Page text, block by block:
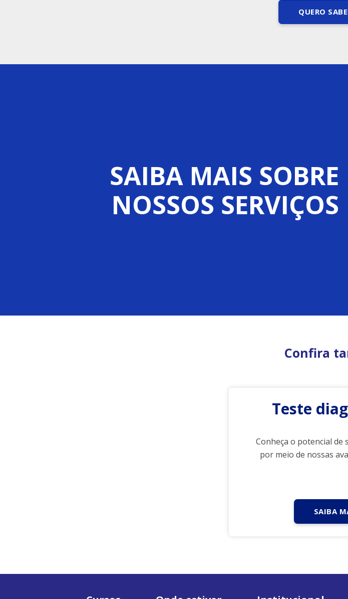
QUERO
SAIBA MAIS SOBRE
NOSSOS SERVIÇOS
Confira
Teste
Conheça o potencial de
por meio de nossas
SAIBA